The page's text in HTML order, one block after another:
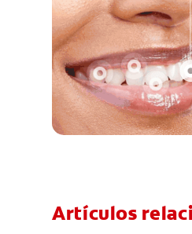
Artículos